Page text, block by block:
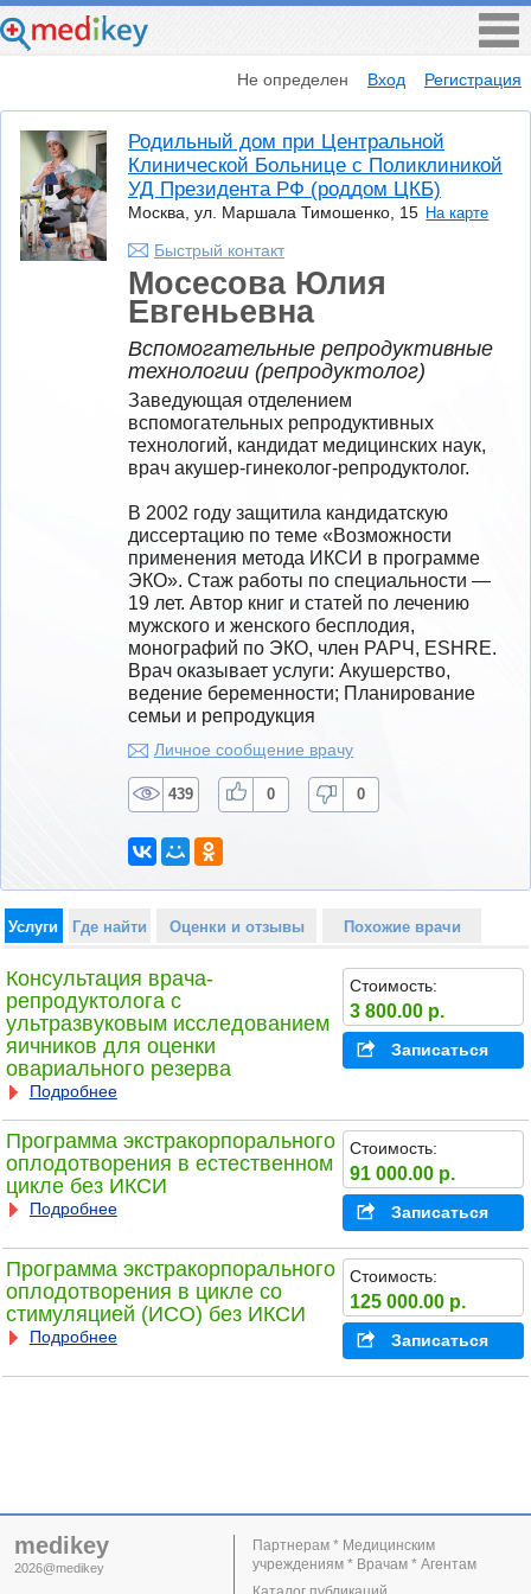
Не определен Вход Регистрация
Родильный дом при Центральной
Клинической Больнице с Поликлиникой
УД Президента РФ (роддом ЦКБ)
Москва, ул. Маршала Тимошенко, 15 На карте
Быстрый контакт
Мосесова Юлия
Евгеньевна
Вспомогательные репродуктивные
технологии (репродуктолог)
Заведующая отделением
вспомогательных репродуктивных
технологий, кандидат медицинских наук,
врач акушер-гинеколог-репродуктолог.
В 2002 году защитила кандидатскую
диссертацию по теме «Возможности
применения метода ИКСИ в программе
ЭКО». Стаж работы по специальности —
19 лет. Автор книг и статей по лечению
мужского и женского бесплодия,
монографий по ЭКО, член РАРЧ, ESHRE.
Врач оказывает услуги: Акушерство,
ведение беременности; Планирование
семьи и репродукция
Личное сообщение врачу
439 0 0
Услуги Где найти Оценки и отзывы Похожие врачи
Консультация врача-
репродуктолога с
ультразвуковым исследованием
яичников для оценки
овариального резерва
Подробнее
Стоимость:
3 800.00 р.
Записаться
Программа экстракорпорального
оплодотворения в естественном
цикле без ИКСИ
Подробнее
Стоимость:
91 000.00 р.
Записаться
Программа экстракорпорального
оплодотворения в цикле со
стимуляцией (ИСО) без ИКСИ
Подробнее
Стоимость:
125 000.00 р.
Записаться
medikey
2026@medikey
Партнерам * Медицинским
учреждениям * Врачам * Агентам